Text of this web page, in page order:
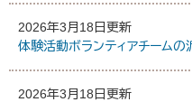
2026年3月18日更新
体験活動ボランティアチームの
2026年3月18日更新